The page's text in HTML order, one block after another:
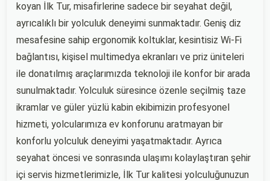
koyan İlk Tur, misafirlerine sadece bir seyahat değil,
ayrıcalıklı bir yolculuk deneyimi sunmaktadır. Geniş diz
mesafesine sahip ergonomik koltuklar, kesintisiz Wi-Fi
bağlantısı, kişisel multimedya ekranları ve priz üniteleri
ile donatılmış araçlarımızda teknoloji ile konfor bir arada
sunulmaktadır. Yolculuk süresince özenle seçilmiş taze
ikramlar ve güler yüzlü kabin ekibimizin profesyonel
hizmeti, yolcularımıza ev konforunu aratmayan bir
konforlu yolculuk deneyimi yaşatmaktadır. Ayrıca
seyahat öncesi ve sonrasında ulaşımı kolaylaştıran şehir
içi servis hizmetlerimizle, İlk Tur kalitesi yolculuğunuzun